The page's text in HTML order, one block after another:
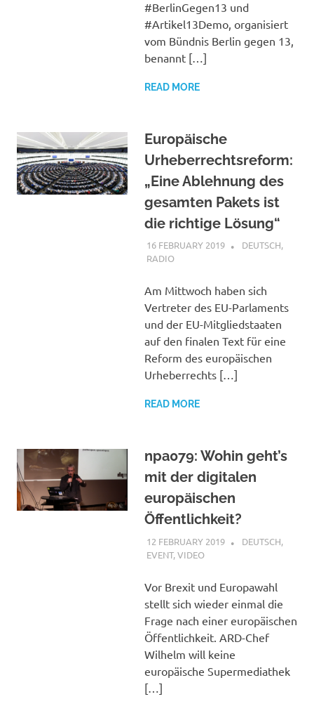
#BerlinGegen13 und
#Artikel13Demo, organisiert
vom Bündnis Berlin gegen 13,
benannt […]
READ MORE
Europäische
Urheberrechtsreform:
„Eine Ablehnung des
gesamten Pakets ist
die richtige Lösung“
16 FEBRUARY 2019 VGRASS
DEUTSCH,
RADIO
Am Mittwoch haben sich
Vertreter des EU-Parlaments
und der EU-Mitgliedstaaten
auf den finalen Text für eine
Reform des europäischen
Urheberrechts […]
READ MORE
npa079: Wohin geht’s
mit der digitalen
europäischen
Öffentlichkeit?
12 FEBRUARY 2019 VGRASS
DEUTSCH,
EVENT,VIDEO
Vor Brexit und Europawahl
stellt sich wieder einmal die
Frage nach einer europäischen
Öffentlichkeit. ARD-Chef
Wilhelm will keine
europäische Supermediathek
[…]